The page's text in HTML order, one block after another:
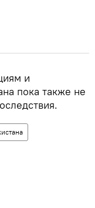
и
пока также не